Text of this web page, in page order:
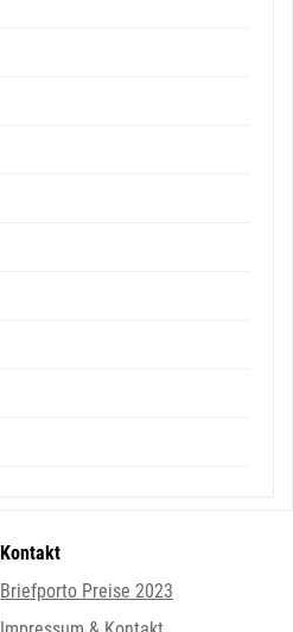
Kontakt
Briefporto Preise 2023